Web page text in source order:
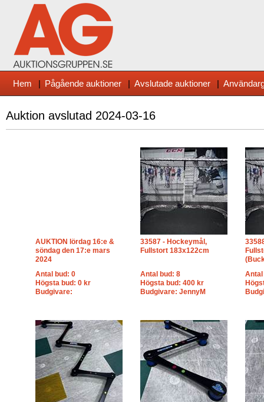
Hem | Pågående auktioner | Avslutade auktioner |
Auktion avslutad 2024-03-16
AUKTION lördag 16:e &
söndag den 17:e mars
2024
Antal bud: 0
Högsta bud: 0 kr
Budgivare:
33587 - Hockeymål,
Fullstort 183x122cm
Antal bud: 8
Högsta bud: 400 kr
Budgivare: JennyM
Antal